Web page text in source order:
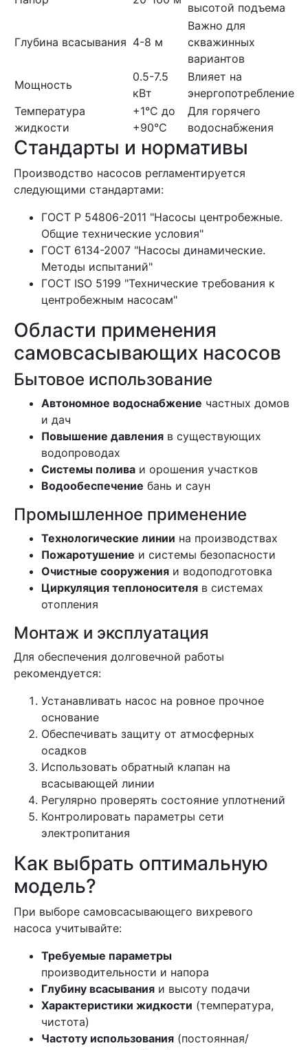
высотой подъема
Глубина всасывания 4-8 м
Важно для
скважинных
вариантов
Мощность
0.5-7.5
кВт
Влияет на
энергопотребление
Температура
жидкости
+1°C до
+90°C
Для горячего
водоснабжения
Стандарты и нормативы
Производство насосов регламентируется
следующими стандартами:
ГОСТ Р 54806-2011 "Насосы центробежные.
Общие технические условия"
ГОСТ 6134-2007 "Насосы динамические.
Методы испытаний"
ГОСТ ISO 5199 "Технические требования к
центробежным насосам"
Области применения
самовсасывающих насосов
Бытовое использование
Автономное водоснабжение частных домов
и дач
Повышение давления в существующих
водопроводах
Системы полива и орошения участков
Водообеспечение бань и саун
Промышленное применение
Технологические линии на производствах
Пожаротушение и системы безопасности
Очистные сооружения и водоподготовка
Циркуляция теплоносителя в системах
отопления
Монтаж и эксплуатация
Для обеспечения долговечной работы
рекомендуется:
Устанавливать насос на ровное прочное
основание
Обеспечивать защиту от атмосферных
осадков
Использовать обратный клапан на
всасывающей линии
Регулярно проверять состояние уплотнений
Контролировать параметры сети
электропитания
Как выбрать оптимальную
модель?
При выборе самовсасывающего вихревого
насоса учитывайте:
Требуемые параметры
производительности и напора
Глубину всасывания и высоту подачи
Характеристики жидкости (температура,
чистота)
Частоту использования (постоянная/